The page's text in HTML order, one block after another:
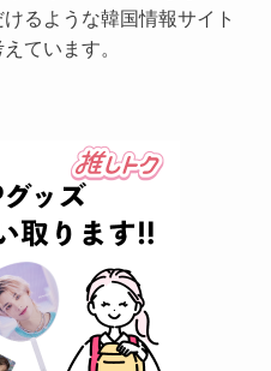
るような韓国情報サイト
ています。